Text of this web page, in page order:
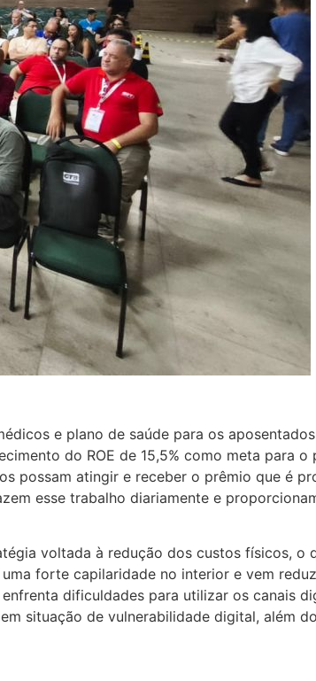
e plano de saúde para os
do ROE de 15,5% como meta para o
possam atingir e receber o prêmio que é
esse trabalho diariamente e
voltada à redução dos custos físicos, o
forte capilaridade no interior e vem
dificuldades para utilizar os canais
situação de vulnerabilidade digital, além